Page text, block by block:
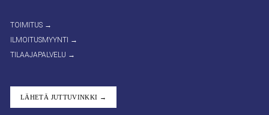
TOIMITUS →
ILMOITUSMYYNTI →
TILAAJAPALVELU →
LÄHETÄ JUTTUVINKKI →